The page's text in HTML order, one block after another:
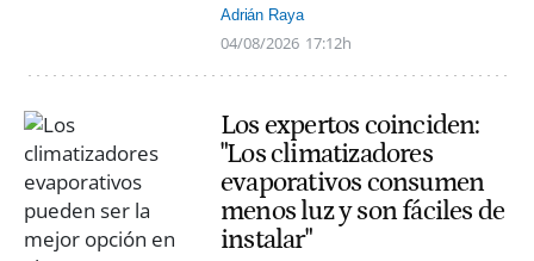
Adrián Raya
04/08/2026 17:12h
Los expertos coinciden:
"Los climatizadores
evaporativos consumen
menos luz y son fáciles de
instalar"